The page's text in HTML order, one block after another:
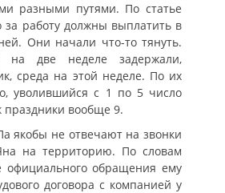
разными путями. По статье
за работу должны выплатить в
Они начали что-то тянуть.
на две неделе задержали,
среда на этой неделе. По их
уволившийся с 1 по 5 число
праздники вообще 9.
якобы не отвечают на звонки
на территорию. По словам
официального обращения ему
договора с компанией у